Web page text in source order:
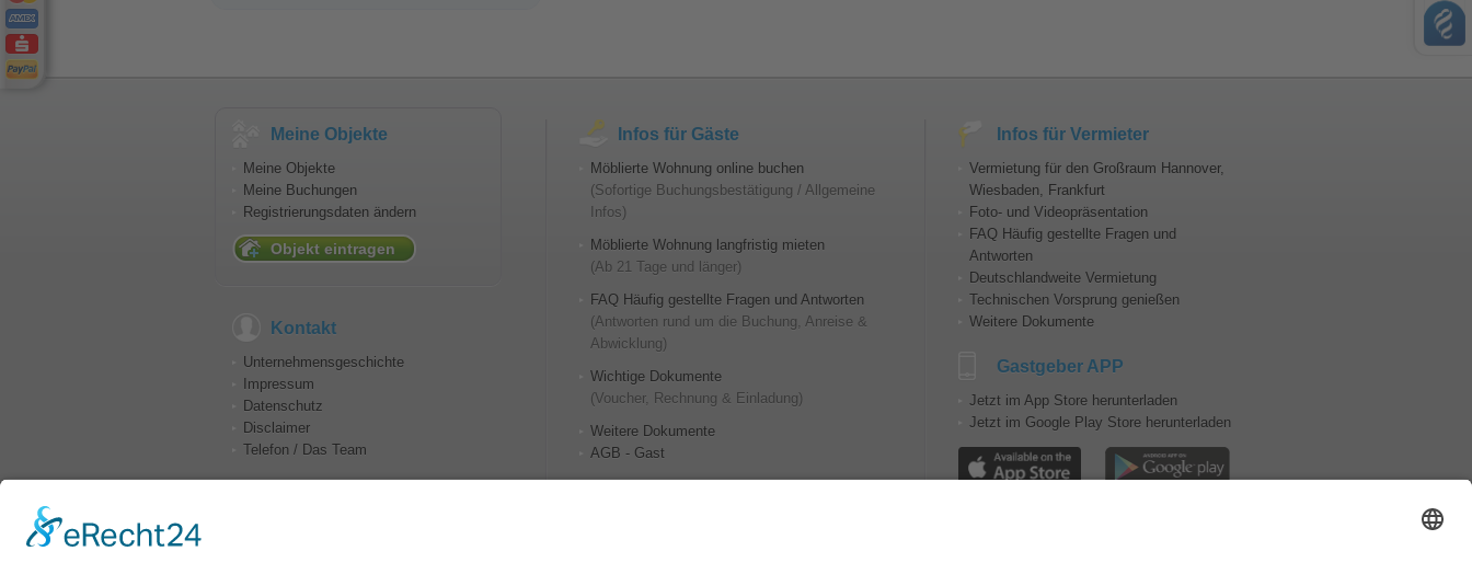
Meine Objekte
Meine Objekte
Meine Buchungen
Registrierungsdaten ändern
Objekt eintragen
Kontakt
Unternehmensgeschichte
Impressum
Datenschutz
Disclaimer
Telefon / Das Team
Infos für Gäste
Möblierte Wohnung online buchen
(Sofortige Buchungsbestätigung / Allgemeine
Infos)
Möblierte Wohnung langfristig mieten
(Ab 21 Tage und länger)
FAQ Häufig gestellte Fragen und Antworten
(Antworten rund um die Buchung, Anreise &
Abwicklung)
Wichtige Dokumente
(Voucher, Rechnung & Einladung)
Weitere Dokumente
AGB - Gast
Infos für Vermieter
Vermietung für den Großraum Hannover,
Wiesbaden, Frankfurt
Foto- und Videopräsentation
FAQ Häufig gestellte Fragen und
Antworten
Deutschlandweite Vermietung
Technischen Vorsprung genießen
Weitere Dokumente
Gastgeber APP
Jetzt im App Store herunterladen
Jetzt im Google Play Store herunterladen